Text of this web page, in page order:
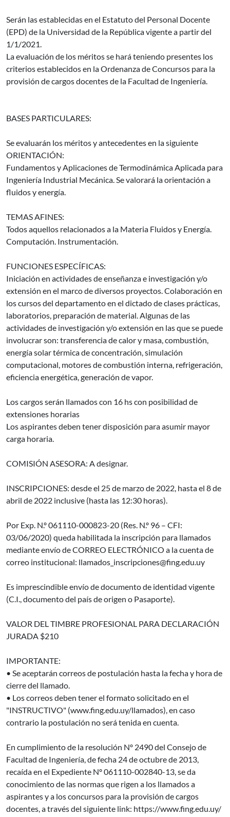
Serán las establecidas en el Estatuto del Personal Docente
(EPD) de la Universidad de la República vigente a partir del
1/1/2021.
La evaluación de los méritos se hará teniendo presentes los
criterios establecidos en la Ordenanza de Concursos para la
provisión de cargos docentes de la Facultad de Ingeniería.
BASES PARTICULARES:
Se evaluarán los méritos y antecedentes en la siguiente
ORIENTACIÓN:
Fundamentos y Aplicaciones de Termodinámica Aplicada para
Ingeniería Industrial Mecánica. Se valorará la orientación a
fluidos y energía.
TEMAS AFINES:
Todos aquellos relacionados a la Materia Fluidos y Energía.
Computación. Instrumentación.
FUNCIONES ESPECÍFICAS:
Iniciación en actividades de enseñanza e investigación y/o
extensión en el marco de diversos proyectos. Colaboración en
los cursos del departamento en el dictado de clases prácticas,
laboratorios, preparación de material. Algunas de las
actividades de investigación y/o extensión en las que se puede
involucrar son: transferencia de calor y masa, combustión,
energía solar térmica de concentración, simulación
computacional, motores de combustión interna, refrigeración,
eficiencia energética, generación de vapor.
Los cargos serán llamados con 16 hs con posibilidad de
extensiones horarias
Los aspirantes deben tener disposición para asumir mayor
carga horaria.
COMISIÓN ASESORA: A designar.
INSCRIPCIONES: desde el 25 de marzo de 2022, hasta el 8 de
abril de 2022 inclusive (hasta las 12:30 horas).
Por Exp. N.º 061110-000823-20 (Res. N.º 96 – CFI:
03/06/2020) queda habilitada la inscripción para llamados
mediante envío de CORREO ELECTRÓNICO a la cuenta de
correo institucional: llamados_inscripciones@fing.edu.uy
Es imprescindible envío de documento de identidad vigente
(C.I., documento del país de origen o Pasaporte).
VALOR DEL TIMBRE PROFESIONAL PARA DECLARACIÓN
JURADA $210
IMPORTANTE:
• Se aceptarán correos de postulación hasta la fecha y hora de
cierre del llamado.
• Los correos deben tener el formato solicitado en el
"INSTRUCTIVO" (www.fing.edu.uy/llamados), en caso
contrario la postulación no será tenida en cuenta.
En cumplimiento de la resolución Nº 2490 del Consejo de
Facultad de Ingeniería, de fecha 24 de octubre de 2013,
recaída en el Expediente Nº 061110-002840-13, se da
conocimiento de las normas que rigen a los llamados a
aspirantes y a los concursos para la provisión de cargos
docentes, a través del siguiente link: https://www.fing.edu.uy/